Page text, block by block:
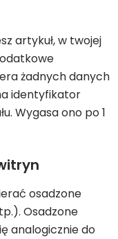
artykuł, w twojej
żadnych danych
identyfikator
Wygasa ono po 1
osadzone
Osadzone
analogicznie do